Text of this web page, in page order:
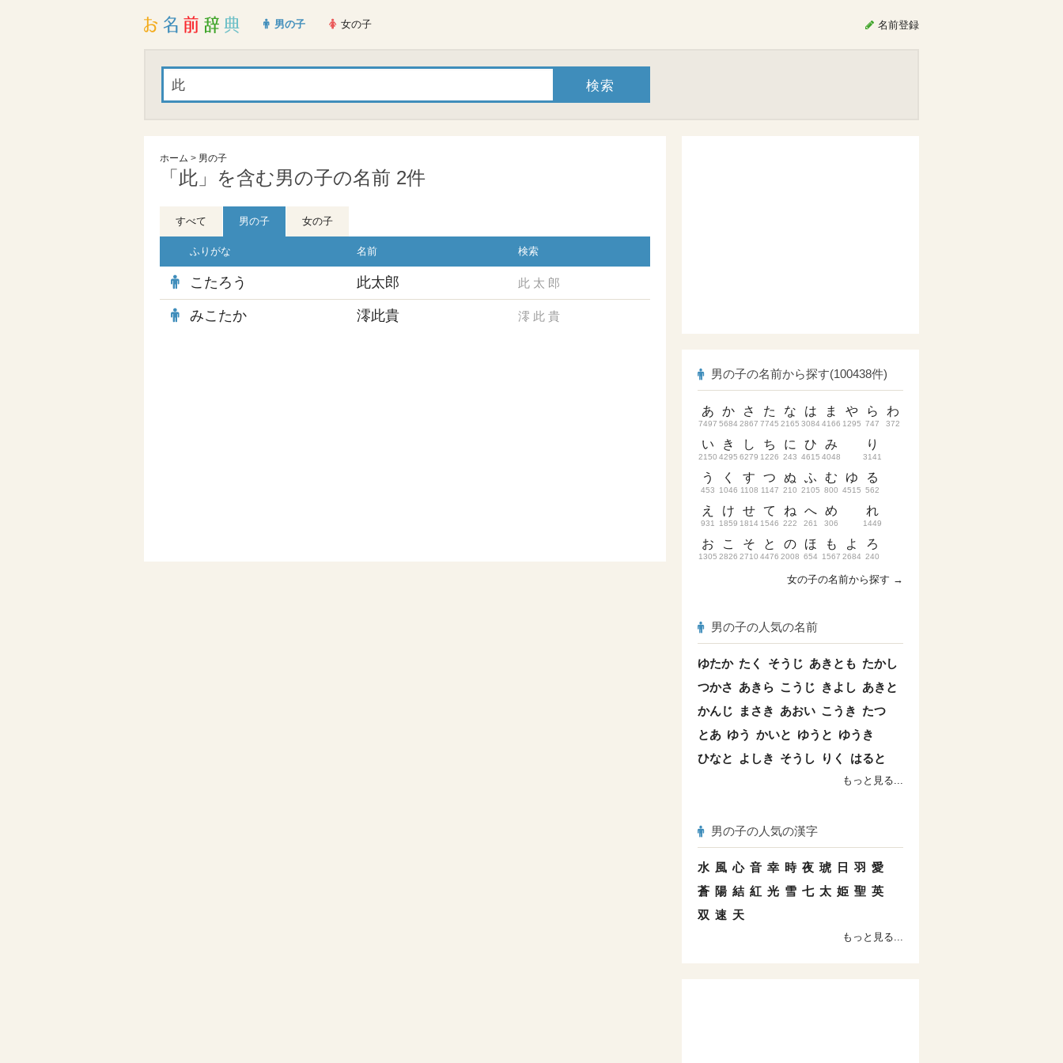
男の子 女の子 名前登録
ホーム > 男の子
「此」を含む男の子の名前 2件
すべて 男の子 女の子
ふりがな 名前 検索
こたろう 此太郎 此 太 郎
みこたか 澪此貴 澪 此 貴
男の子の名前から探す(100438件)
あ
7497
い
2150
う
453
え
931
お
1305
か
5684
き
4295
く
1046
け
1859
こ
2826
さ
2867
し
6279
す
1108
せ
1814
そ
2710
た
7745
ち
1226
つ
1147
て
1546
と
4476
な
2165
に
243
ぬ
210
ね
222
の
2008
は
3084
ひ
4615
ふ
2105
へ
261
ほ
654
ま
4166
み
4048
む
800
め
306
も
1567
や
1295
ゆ
4515
よ
2684
ら
747
り
3141
る
562
れ
1449
ろ
240
わ
372
女の子の名前から探す →
男の子の人気の名前
ゆたか たく そうじ あきとも たかし
つかさ あきら こうじ きよし あきと
かんじ
まさき あおい こうき たつ
とあ ゆう かいと ゆうと ゆうき
ひなと
よしき そうし りく はると
もっと見る...
男の子の人気の漢字
水 風 心 音 幸 時 夜 琥 日 羽 愛
蒼 陽 結 紅 光 雪 七 太 姫 聖 英
双 速 天
もっと見る...